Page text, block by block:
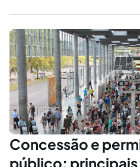
direito administrativo.
Concessão e
público: principais